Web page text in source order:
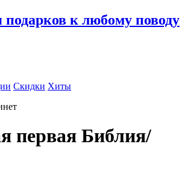
подарков к любому поводу
Скидки Хиты
первая Библия/